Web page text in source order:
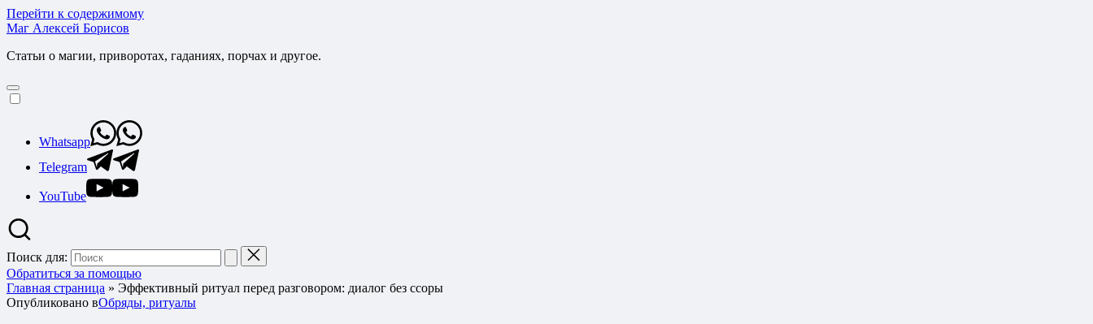
Перейти к содержимому
Маг Алексей Борисов
Статьи о магии, приворотах, гаданиях, порчах и другое.
Whatsapp
Telegram
YouTube
Поиск для:
Обратиться за помощью
Главная страница » Эффективный ритуал перед разговором: диалог без ссоры
Опубликовано вОбряды, ритуалы